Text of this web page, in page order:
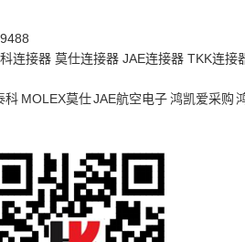
连接器 莫仕连接器 JAE连接器 TKK连接
科 MOLEX莫仕JAE航空电子鸿凯爱采购